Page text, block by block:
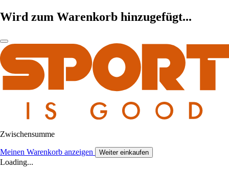
Wird zum Warenkorb hinzugefügt...
Zwischensumme
Meinen Warenkorb anzeigen Weiter einkaufen
Loading...